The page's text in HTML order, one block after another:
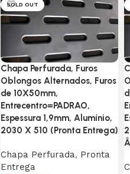
SOLD OUT
Chapa Perfurada, Furos
Oblongos Alternados, Furos
de 10X50mm,
Entrecentro=PADRAO,
Espessura 1,9mm, Alumínio,
2030 X 510 (Pronta Entrega)
Chapa Perfurada, Pronta
Entrega